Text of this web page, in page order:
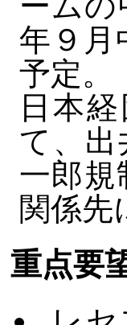
年９月
予定。
日本
て、出
一郎規
関係先
重点要